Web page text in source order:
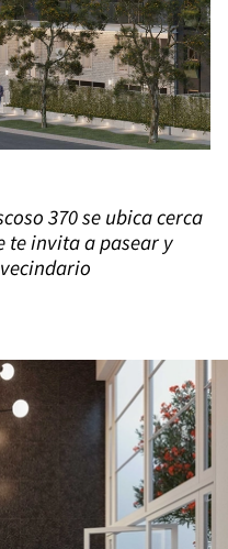
370 se ubica cerca
te invita a pasear y